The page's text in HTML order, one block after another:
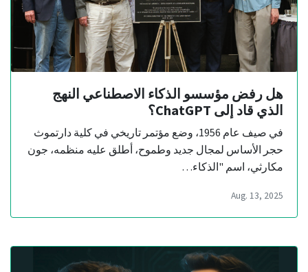
هل رفض مؤسسو الذكاء الاصطناعي النهج
الذي قاد إلى ChatGPT؟
في صيف عام 1956، وضع مؤتمر تاريخي في كلية دارتموث
حجر الأساس لمجال جديد وطموح، أطلق عليه منظمه، جون
مكارثي، اسم "الذكاء…
Aug. 13, 2025